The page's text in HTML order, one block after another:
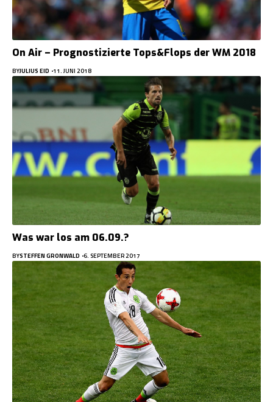
On Air – Prognostizierte Tops&Flops der WM 2018
BYJULIUS EID 11. JUNI 2018
Was war los am 06.09.?
BYSTEFFEN GRONWALD 6. SEPTEMBER 2017